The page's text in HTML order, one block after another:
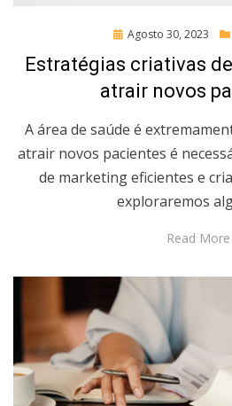
Posted
Agosto 30, 2023
Estratégias criativas
atrair novos
A área de saúde é
atrair novos pacientes é
de marketing eficientes e
exploraremos
Read More